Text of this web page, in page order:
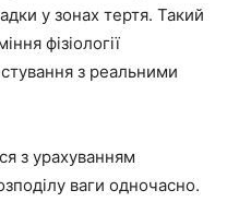
у зонах тертя. Такий
фізіології
з реальними
з урахуванням
ваги одночасно.